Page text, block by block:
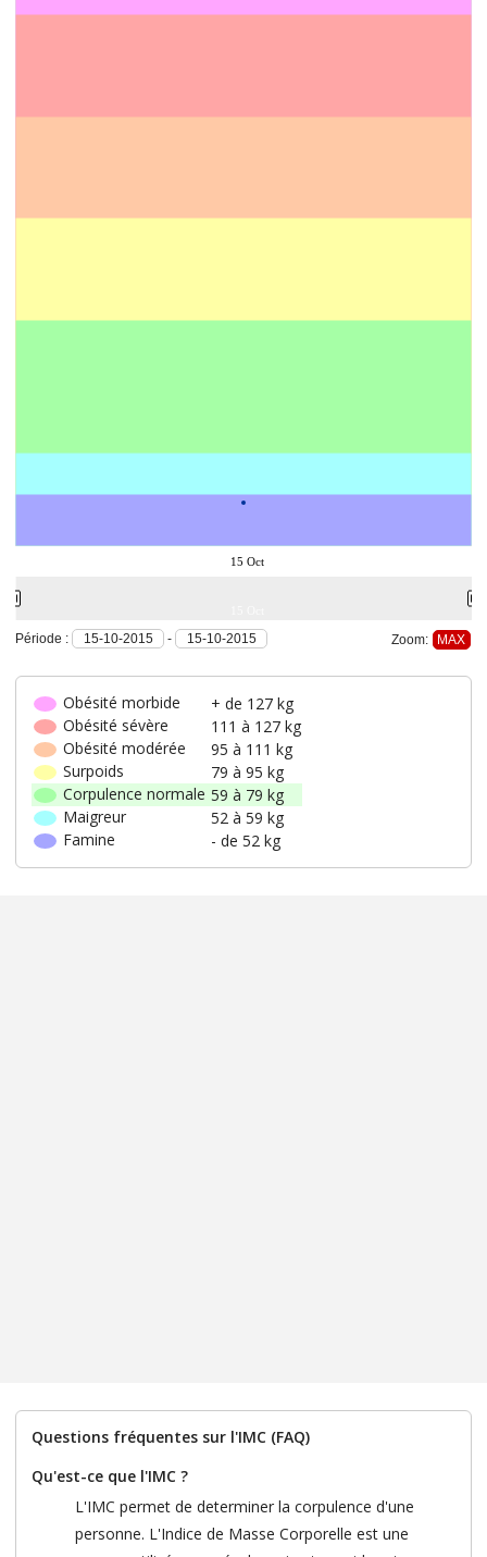
15 Oct
Période : - Zoom:
Obésité morbide
+ de 127 kg
Obésité sévère
111 à 127 kg
Obésité modérée
95 à 111 kg
Surpoids
79 à 95 kg
Corpulence normale 59 à 79 kg
Maigreur
52 à 59 kg
Famine
- de 52 kg
Questions fréquentes sur l'IMC (FAQ)
Qu'est-ce que l'IMC ?
L'IMC permet de determiner la corpulence d'une
personne. L'Indice de Masse Corporelle est une